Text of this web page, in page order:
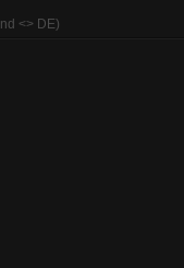
<> DE)